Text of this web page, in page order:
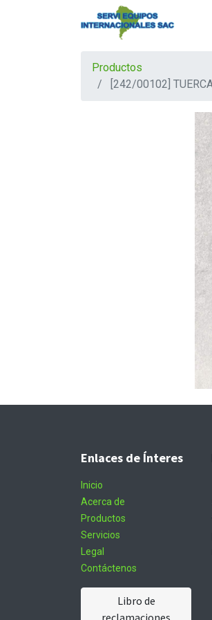
Productos
[242/00102]
Enlaces de Ínteres
Inicio
Acerca de
Productos
Servicios
Legal
Contáctenos
Libro de